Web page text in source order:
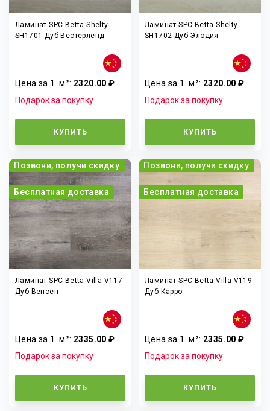
Ламинат SPC Betta Shelty
SH1701 Дуб Вестерленд
Цена за 1м²: 2320.00 ₽
Подарок за покупку
КУПИТЬ
Ламинат SPC Betta Shelty
SH1702 Дуб Элодия
Цена за 1м²: 2320.00 ₽
Подарок за покупку
КУПИТЬ
Позвони, получи скидку
Бесплатная доставка
Ламинат SPC Betta Villa V117
Дуб Венсен
Цена за 1м²: 2335.00 ₽
Подарок за покупку
КУПИТЬ
Позвони, получи скидку
Бесплатная доставка
Ламинат SPC Betta Villa V119
Дуб Карро
Цена за 1м²: 2335.00 ₽
Подарок за покупку
КУПИТЬ